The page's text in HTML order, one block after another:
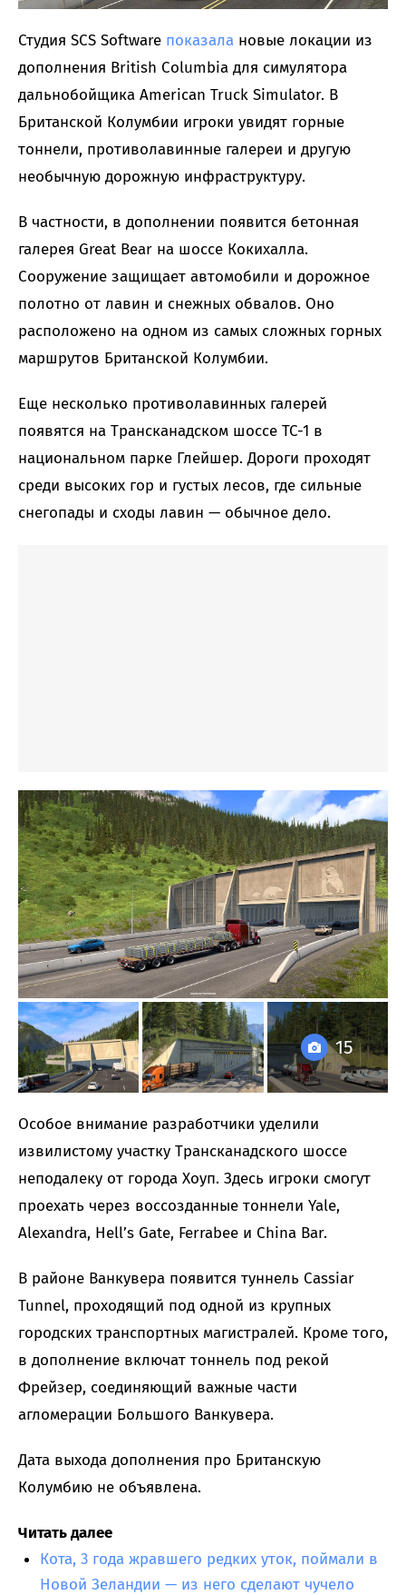
Студия SCS Software показала новые локации из
дополнения British Columbia для симулятора
дальнобойщика American Truck Simulator. В
Британской Колумбии игроки увидят горные
тоннели, противолавинные галереи и другую
необычную дорожную инфраструктуру.
В частности, в дополнении появится бетонная
галерея Great Bear на шоссе Кокихалла.
Сооружение защищает автомобили и дорожное
полотно от лавин и снежных обвалов. Оно
расположено на одном из самых сложных горных
маршрутов Британской Колумбии.
Еще несколько противолавинных галерей
появятся на Трансканадском шоссе TC-1 в
национальном парке Глейшер. Дороги проходят
среди высоких гор и густых лесов, где сильные
снегопады и сходы лавин — обычное дело.
15
Особое внимание разработчики уделили
извилистому участку Трансканадского шоссе
неподалеку от города Хоуп. Здесь игроки смогут
проехать через воссозданные тоннели Yale,
Alexandra, Hell’s Gate, Ferrabee и China Bar.
В районе Ванкувера появится туннель Cassiar
Tunnel, проходящий под одной из крупных
городских транспортных магистралей. Кроме того,
в дополнение включат тоннель под рекой
Фрейзер, соединяющий важные части
агломерации Большого Ванкувера.
Дата выхода дополнения про Британскую
Колумбию не объявлена.
Читать далее
Кота, 3 года жравшего редких уток, поймали в
Новой Зеландии — из него сделают чучело